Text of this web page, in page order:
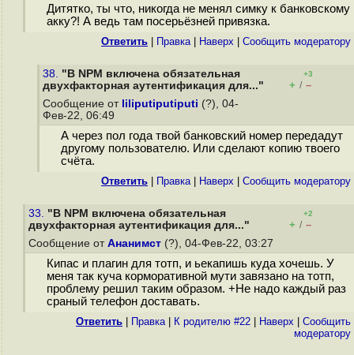
Дитятко, ты что, никогда не менял симку к банковскому
акку?! А ведь там посерьёзней привязка.
Ответить Правка| Наверх Cообщить модератору
38. "В NPM включена обязательная
двухфакторная аутентификация для..."
+3
+ / –
Сообщение от liliputiputiputi (?), 04-
Фев-22, 06:49
А через пол года твой банковский номер передадут
другому пользователю. Или сделают копию твоего
счёта.
Ответить Правка| Наверх Cообщить модератору
33. "В NPM включена обязательная
двухфакторная аутентификация для..."
+2
+ / –
Сообщение от Ананимст (?), 04-Фев-22, 03:27
Кипас и плагин для тотп, и ьекапишь куда хочешь. У
меня так куча корморативной мути завязано на тотп,
проблему решил таким образом. +Не надо каждый раз
сраный телефон доставать.
Ответить Правка| К родителю #22 Наверх
Cообщить
модератору